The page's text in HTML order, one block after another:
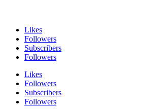
Likes
Followers
Subscribers
Followers
Likes
Followers
Subscribers
Followers